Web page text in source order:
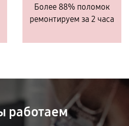
Более 88% поломок
ремонтируем за 2 часа
работаем